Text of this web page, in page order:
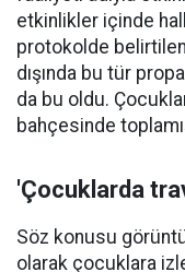
etkinlikler içinde
protokolde
dışında bu tür
da bu oldu.
bahçesinde
'Çocuklarda
Söz konusu
olarak çocuklara